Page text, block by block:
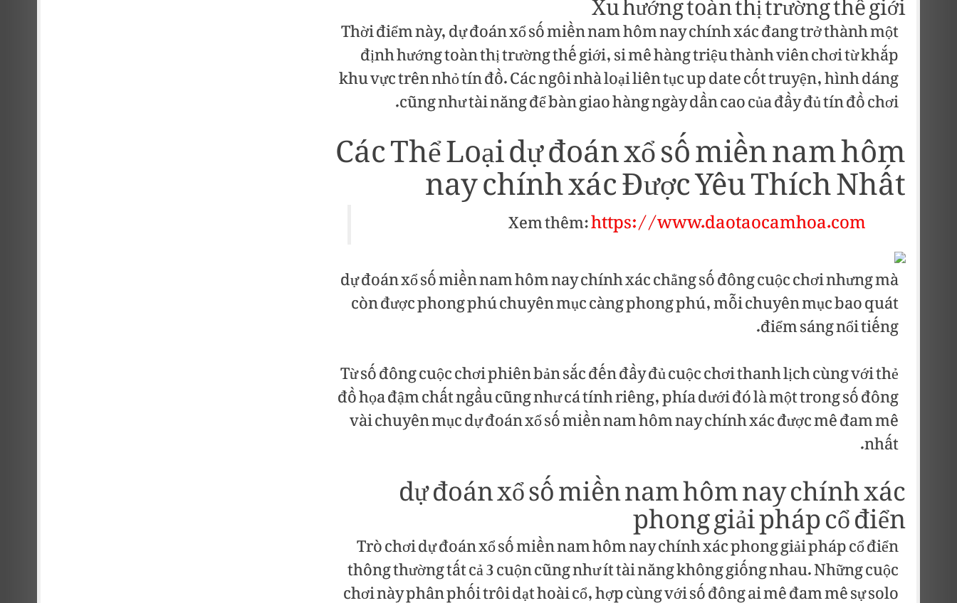
Thời điểm này, dự đoán xổ số miền nam hôm nay chính xác đang trở thành một
định hướng toàn thị trường thế giới, si mê hàng triệu thành viên chơi từ khắp
khu vực trên nhỏ tín đồ. Các ngôi nhà loại liên tục up date cốt truyện, hình dáng
cũng như tài năng để bàn giao hàng ngày dần cao của đầy đủ tín đồ chơi.
Các Thể Loại dự đoán xổ số miền nam hôm
nay chính xác Được Yêu Thích Nhất
Xem thêm:https://www.daotaocamhoa.com
dự đoán xổ số miền nam hôm nay chính xác chẳng số đông cuộc chơi nhưng mà
còn được phong phú chuyên mục càng phong phú, mỗi chuyên mục bao quát
điểm sáng nổi tiếng.
Từ số đông cuộc chơi phiên bản sắc đến đầy đủ cuộc chơi thanh lịch cùng với thẻ
đồ họa đậm chất ngầu cũng như cá tính riêng, phía dưới đó là một trong số đông
vài chuyên mục dự đoán xổ số miền nam hôm nay chính xác được mê đam mê
nhất.
dự đoán xổ số miền nam hôm nay chính xác
phong giải pháp cổ điển
Trò chơi dự đoán xổ số miền nam hôm nay chính xác phong giải pháp cổ điển
thông thường tất cả 3 cuộn cũng như ít tài năng không giống nhau. Những cuộc